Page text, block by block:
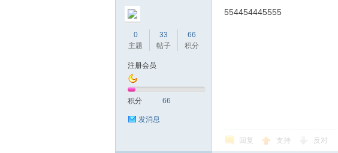
0
主题
33
帖子
66
积分
注册会员
积分 66
发消息
554454445555
回复 支持 反对